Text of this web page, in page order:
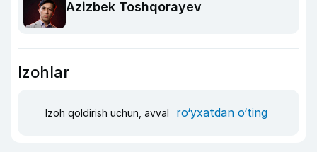
Azizbek Toshqorayev
Izohlar
Izoh qoldirish uchun, avval ro‘yxatdan o‘ting